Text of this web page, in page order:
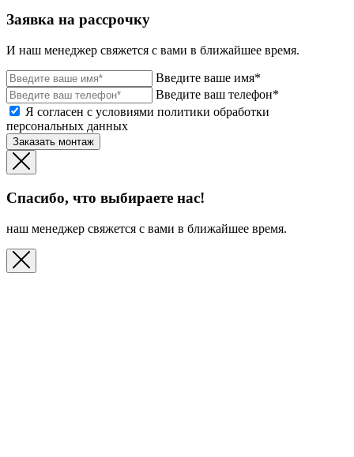
Заявка на рассрочку
И наш менеджер свяжется с вами в ближайшее время.
Введите ваше имя*
Введите ваш телефон*
Я согласен с условиями политики обработки
персональных данных
Заказать монтаж
Спасибо, что выбираете нас!
наш менеджер свяжется с вами в ближайшее время.